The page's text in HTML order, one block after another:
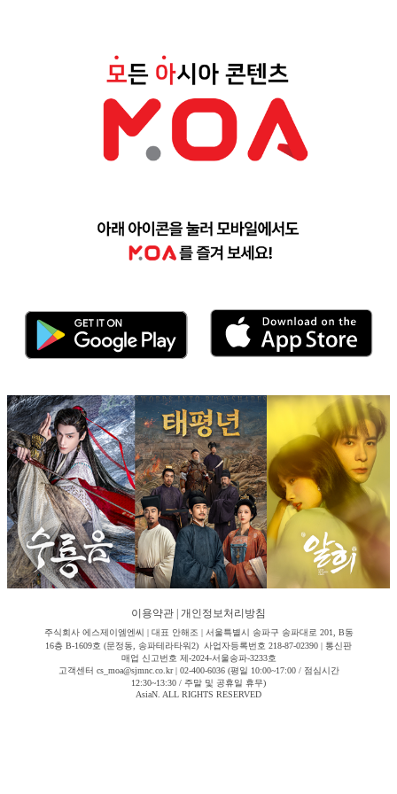
이용약관 개인정보처리방침
주식회사 에스제이엠엔씨 | 대표 안해조 | 서울특별시 송파구 송파대로 201, B동
16층 B-1609호 (문정동, 송파테라타워2) 사업자등록번호 218-87-02390 | 통신판
매업 신고번호 제-2024-서울송파-3233호
고객센터 cs_moa@sjmnc.co.kr | 02-400-6036 (평일 10:00~17:00 / 점심시간
12:30~13:30 / 주말 및 공휴일 휴무)
AsiaN. ALL RIGHTS RESERVED